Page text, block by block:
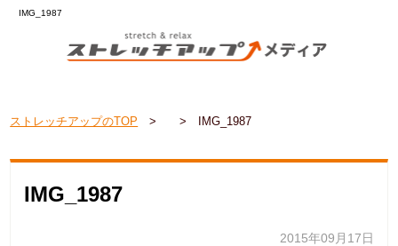
IMG_1987
ストレッチアップのTOP > > IMG_1987
IMG_1987
2015年09月17日